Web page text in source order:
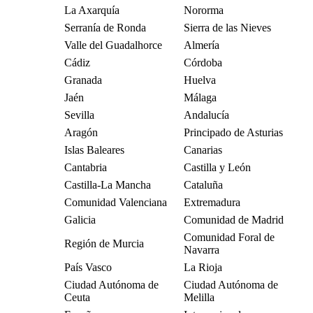
La Axarquía
Nororma
Serranía de Ronda
Sierra de las Nieves
Valle del Guadalhorce
Almería
Cádiz
Córdoba
Granada
Huelva
Jaén
Málaga
Sevilla
Andalucía
Aragón
Principado de Asturias
Islas Baleares
Canarias
Cantabria
Castilla y León
Castilla-La Mancha
Cataluña
Comunidad Valenciana
Extremadura
Galicia
Comunidad de Madrid
Región de Murcia
Comunidad Foral de
Navarra
País Vasco
La Rioja
Ciudad Autónoma de
Ceuta
Ciudad Autónoma de
Melilla